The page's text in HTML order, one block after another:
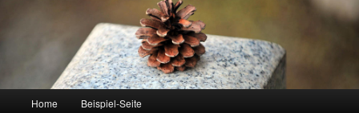
Zum Inhalt wechseln
Zum sekundären Inhalt wechseln
Home Beispiel-Seite